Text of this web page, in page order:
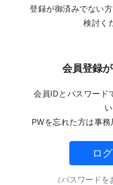
登録が御済みでない
検討く
会員登録
会員IDとパスワード
い
PWを忘れた方は事務
ロ
（パスワードを